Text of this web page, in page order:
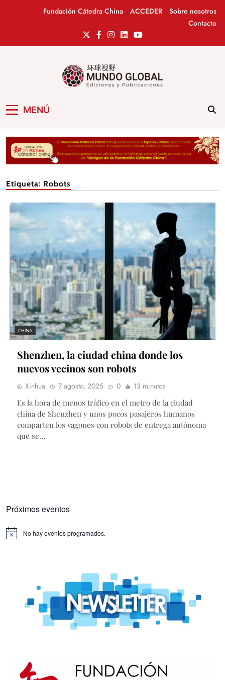
Fundación Cátedra China ACCEDER
Sobre nosotros
Contacto
MENÚ
Etiqueta: Robots
CHINA
Shenzhen, la ciudad china donde los
nuevos vecinos son robots
Xinhua 7 agosto, 2025 0
13 minutos
Es la hora de menos tráfico en el metro de la ciudad
china de Shenzhen y unos pocos pasajeros humanos
comparten los vagones con robots de entrega autónoma
que se…
Próximos eventos
Aviso No hay eventos programados.